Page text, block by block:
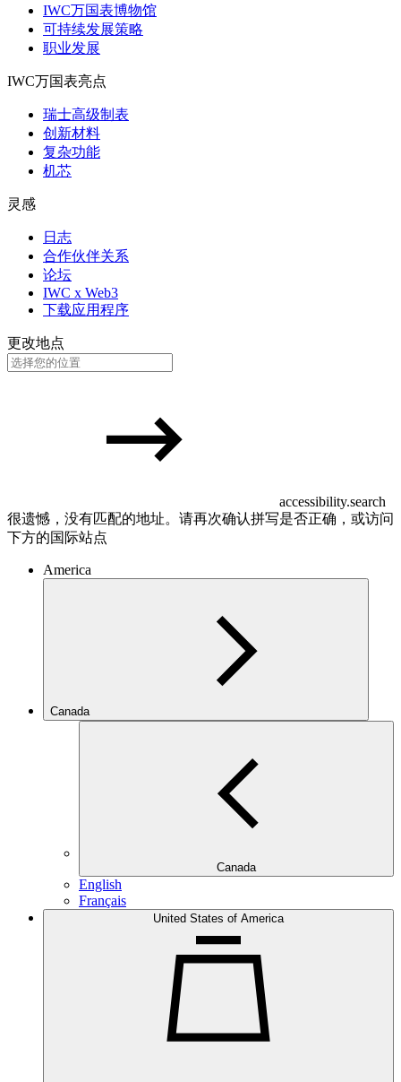
IWC万国表博物馆
可持续发展策略
职业发展
IWC万国表亮点
瑞士高级制表
创新材料
复杂功能
机芯
灵感
日志
合作伙伴关系
论坛
IWC x Web3
下载应用程序
更改地点
accessibility.search
很遗憾，没有匹配的地址。请再次确认拼写是否正确，或访问
下方的国际站点
America
Canada
Canada
English
Français
United States of America